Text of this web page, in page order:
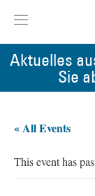
Aktuelles
Sie
« All Events
This event has